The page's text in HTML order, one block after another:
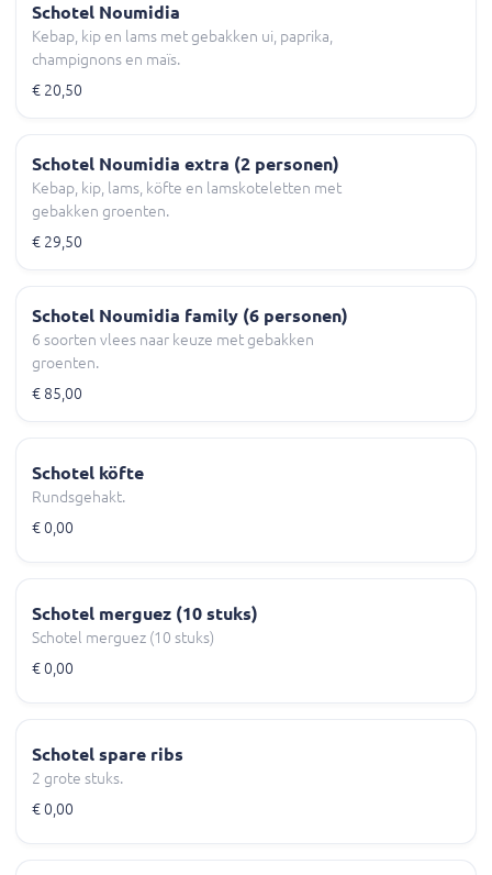
Schotel Noumidia
Kebap, kip en lams met gebakken ui, paprika,
champignons en maïs.
€ 20,50
Schotel Noumidia extra (2 personen)
Kebap, kip, lams, köfte en lamskoteletten met
gebakken groenten.
€ 29,50
Schotel Noumidia family (6 personen)
6 soorten vlees naar keuze met gebakken
groenten.
€ 85,00
Schotel köfte
Rundsgehakt.
€ 0,00
Schotel merguez (10 stuks)
Schotel merguez (10 stuks)
€ 0,00
Schotel spare ribs
2 grote stuks.
€ 0,00